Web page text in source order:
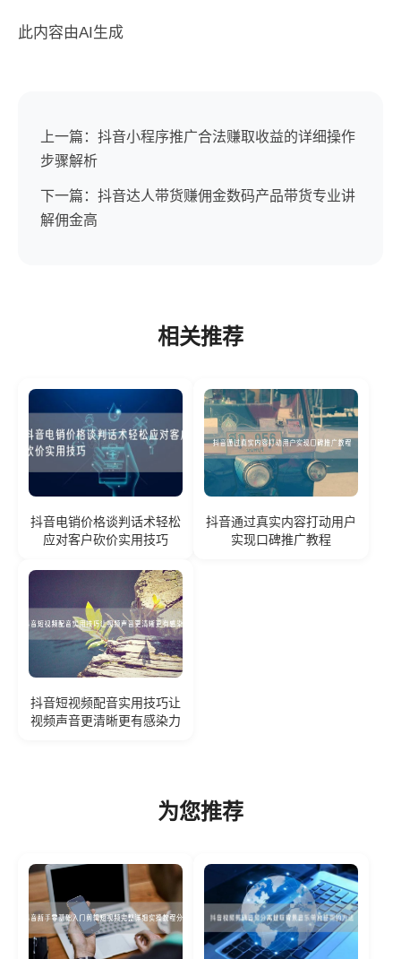
此内容由AI生成
上一篇：抖音小程序推广合法赚取收益的详细操作
步骤解析
下一篇：抖音达人带货赚佣金数码产品带货专业讲
解佣金高
相关推荐
抖音电销价格谈判话术轻松
应对客户砍价实用技巧
抖音通过真实内容打动用户
实现口碑推广教程
抖音短视频配音实用技巧让
视频声音更清晰更有感染力
为您推荐